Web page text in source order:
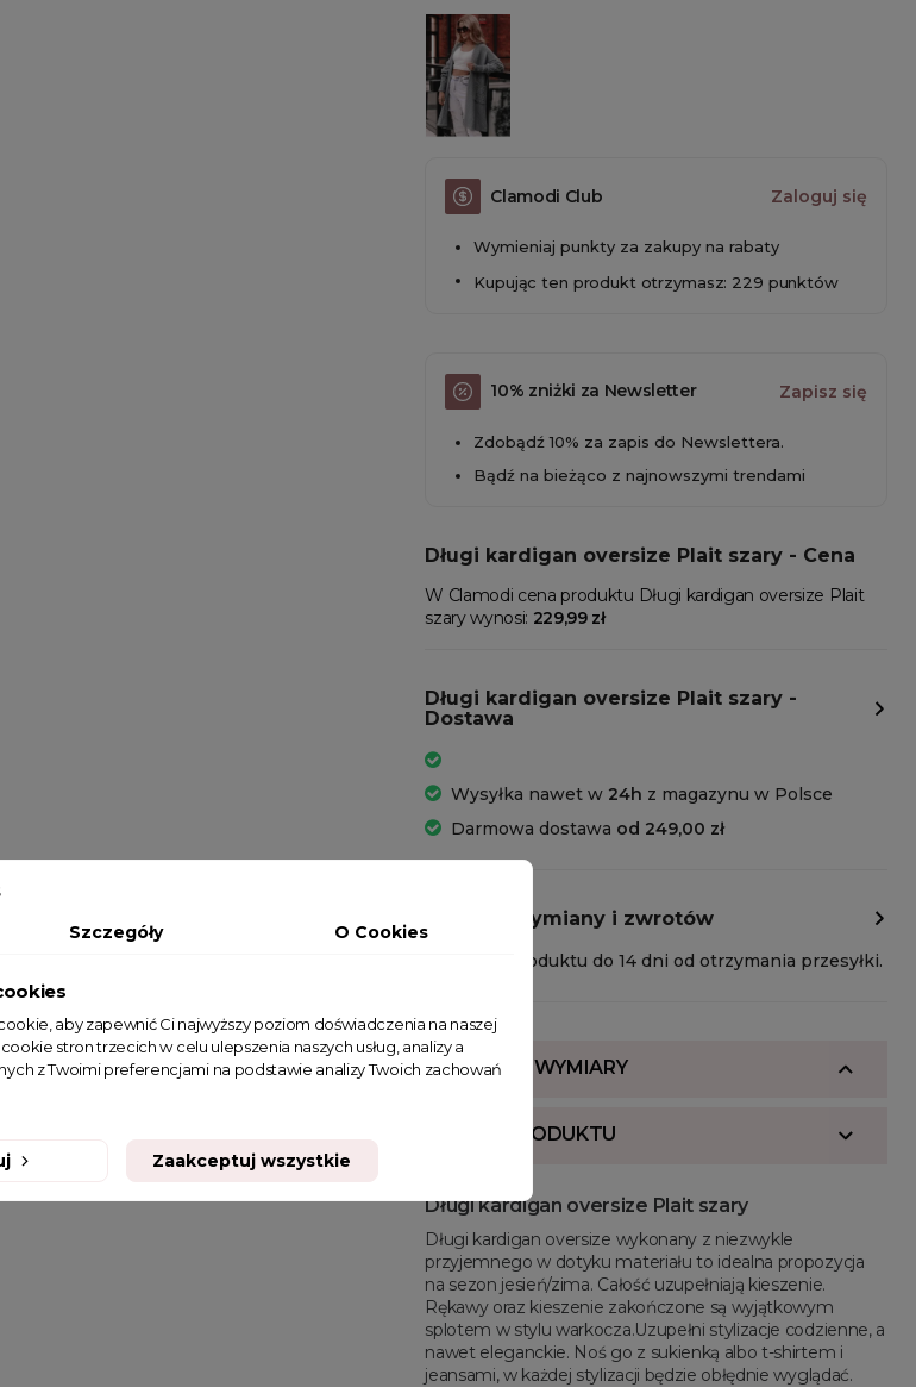
Clamodi Club Zaloguj się
Wymieniaj punkty za zakupy na rabaty
Kupując ten produkt otrzymasz: 229 punktów
10% zniżki za Newsletter Zapisz się
Zdobądź 10% za zapis do Newslettera.
Bądź na bieżąco z najnowszymi trendami
Długi kardigan oversize Plait szary - Cena
W Clamodi cena produktu Długi kardigan oversize Plait
szary wynosi: 229,99 zł
Długi kardigan oversize Plait szary -
Dostawa
Wysyłka nawet w 24h z magazynu w Polsce
Darmowa dostawa od 249,00 zł
Polityka wymiany i zwrotów
Zwrot produktu do 14 dni od otrzymania przesyłki.
SKŁAD I WYMIARY
OPIS PRODUKTU
Długi kardigan oversize Plait szary
Długi kardigan oversize wykonany z niezwykle
przyjemnego w dotyku materiału to idealna propozycja
na sezon jesień/zima. Całość uzupełniają kieszenie.
Rękawy oraz kieszenie zakończone są wyjątkowym
splotem w stylu warkocza.Uzupełni stylizacje codzienne, a
nawet eleganckie. Noś go z sukienką albo t-shirtem i
jeansami, w każdej stylizacji będzie obłędnie wyglądać.
Szczegóły O Cookies
aby zapewnić Ci najwyższy poziom doświadczenia na naszej
stron trzecich w celu ulepszenia naszych usług, analizy a
z Twoimi preferencjami na podstawie analizy Twoich zachowań
Zaakceptuj wszystkie